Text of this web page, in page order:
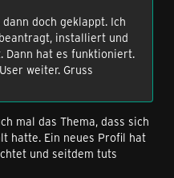
doch geklappt. Ich
installiert und
Dann hat es funktioniert.
weiter. Gruss
mal das Thema, dass sich
hatte. Ein neues Profil hat
und seitdem tuts